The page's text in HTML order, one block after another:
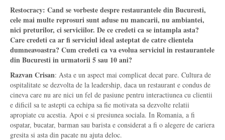
Restocracy: Cand se vorbeste despre restaurantele din Bucuresti,
cele mai multe reprosuri sunt aduse nu mancarii, nu ambiantei,
nici preturilor, ci serviciilor. De ce credeti ca se intampla asta?
Care credeti ca ar fi serviciul ideal asteptat de catre clientela
dumneavoastra? Cum credeti ca va evolua serviciul in restaurantele
din Bucuresti in urmatorii 5 sau 10 ani?
Razvan Crisan: Asta e un aspect mai complicat decat pare. Cultura de
ospitalitate se dezvolta de la leadership, daca un restaurant e condus de
cineva care nu are nici un fel de pasiune pentru interactiunea cu clientii
e dificil sa te astepti ca echipa sa fie motivata sa dezvolte relatii
apropiate cu acestia. Apoi e si presiunea sociala. In Romania, a fi
ospatar, bucatar, barman sau barista e considerat a fi o alegere de cariera
gresita si asta din pacate nu ajuta deloc.